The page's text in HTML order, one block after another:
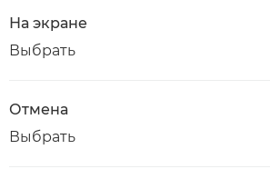
На экране
Выбрать
Отмена
Выбрать